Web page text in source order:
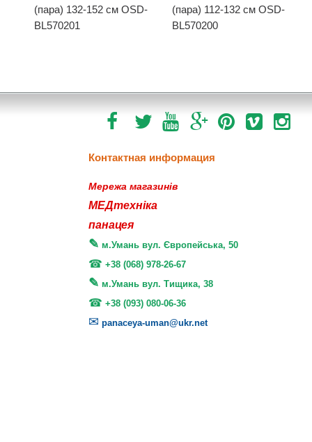
(пара) 132-152 см OSD-
BL570201
(пара) 112-132 см OSD-
BL570200
Контактная информация
Мережа магазинів
МЕДтехніка
панацея
м.Умань вул. Європейська, 50
+38 (068) 978-26-67
м.Умань вул. Тищика, 38
+38 (093) 080-06-36
panaceya-uman@ukr.net